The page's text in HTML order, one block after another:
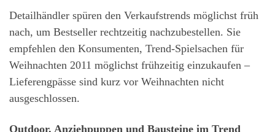
Detailhändler spüren den Verkaufstrends möglichst früh
nach, um Bestseller rechtzeitig nachzubestellen. Sie
empfehlen den Konsumenten, Trend-Spielsachen für
Weihnachten 2011 möglichst frühzeitig einzukaufen –
Lieferengpässe sind kurz vor Weihnachten nicht
ausgeschlossen.
Outdoor, Anziehpuppen und Bausteine im Trend